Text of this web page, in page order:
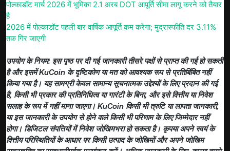
पोल्काडॉट मार्च 2026 में भूमिका 2.1 अरब DOT आपूर्ति सीमा लागू करने को तैयार
है
2026 में पोल्काडॉट पहली बार वार्षिक आपूर्ति कम करेगा; मुद्रास्फीति दर 3.11%
तक गिर जाएगी
उपयोग के नियम: इस पृष्ठ पर दी गई जानकारी तीसरे पक्षों से प्राप्त की गई हो सकती
है और इसमें KuCoin के दृष्टिकोण या मत को आवश्यक रूप से प्रतिबिंबित नहीं
किया गया है। यह सामग्री केवल सामान्य सूचनात्मक उद्देश्यों के लिए प्रदान की गई
है, किसी भी प्रकार की प्रतिनिधित्व या गारंटी के बिना, और इसे वित्तीय या निवेश
सलाह के रूप में नहीं माना जाएगा। KuCoin किसी भी त्रुटि या लापता जानकारी,
या इस जानकारी के उपयोग से होने वाले किसी भी परिणाम के लिए जिम्मेदार नहीं
होगा। डिजिटल संपत्तियों में निवेश जोखिमभरा हो सकता है। कृपया अपने स्वयं के
वित्तीय परिस्थितियों के आधार पर किसी उत्पाद के जोखिमों और अपने जोखिम